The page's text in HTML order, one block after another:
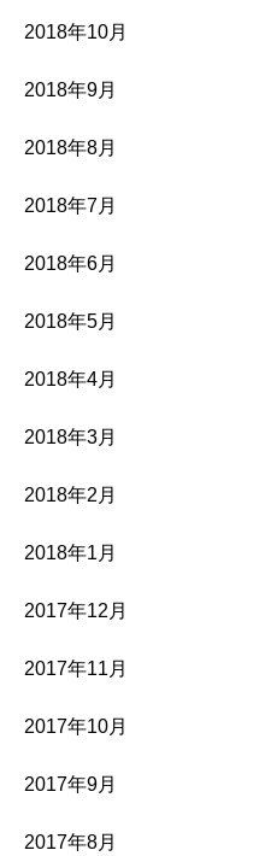
2018年10月
2018年9月
2018年8月
2018年7月
2018年6月
2018年5月
2018年4月
2018年3月
2018年2月
2018年1月
2017年12月
2017年11月
2017年10月
2017年9月
2017年8月